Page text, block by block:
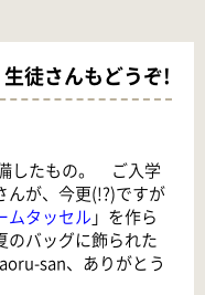
徒さんもどうぞ!
したもの。 ご入学
んが、今更(!?)ですが
ムタッセル 」を作ら
のバッグに飾られた
san、ありがとう